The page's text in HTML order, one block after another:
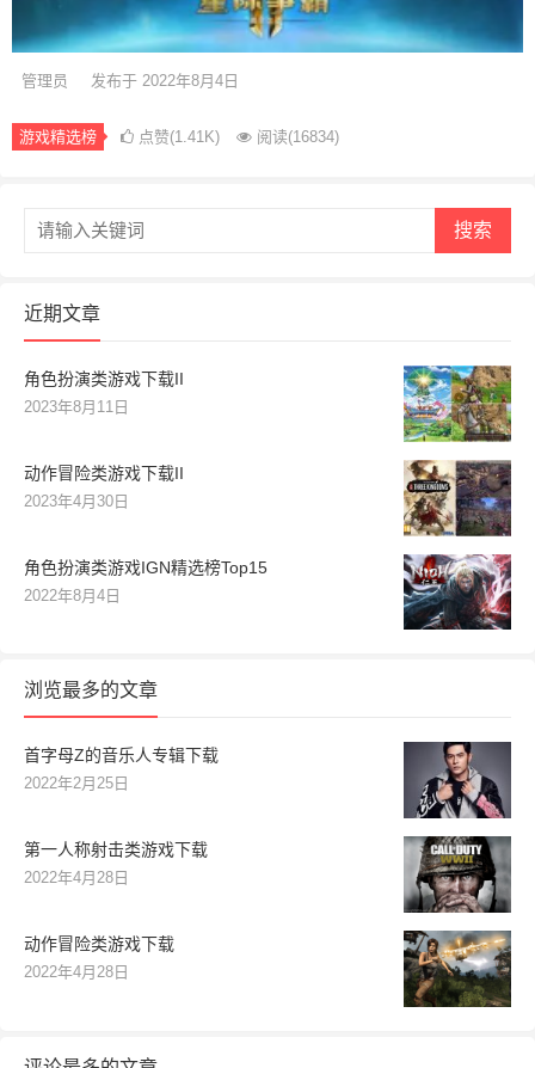
管理员 发布于 2022年8月4日
游戏精选榜 点赞(1.41K) 阅读(16834)
搜索
近期文章
角色扮演类游戏下载II
2023年8月11日
动作冒险类游戏下载II
2023年4月30日
角色扮演类游戏IGN精选榜Top15
2022年8月4日
浏览最多的文章
首字母Z的音乐人专辑下载
2022年2月25日
第一人称射击类游戏下载
2022年4月28日
动作冒险类游戏下载
2022年4月28日